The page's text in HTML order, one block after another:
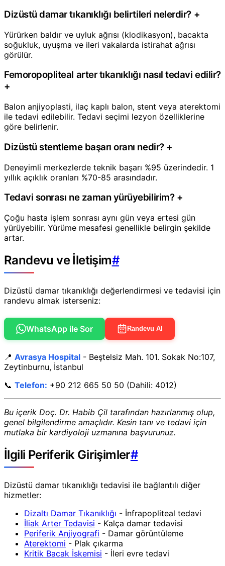
Dizüstü damar tıkanıklığı belirtileri nelerdir? +
Yürürken baldır ve uyluk ağrısı (klodikasyon), bacakta
soğukluk, uyuşma ve ileri vakalarda istirahat ağrısı
görülür.
Femoropopliteal arter tıkanıklığı nasıl tedavi edilir?
+
Balon anjiyoplasti, ilaç kaplı balon, stent veya aterektomi
ile tedavi edilebilir. Tedavi seçimi lezyon özelliklerine
göre belirlenir.
Dizüstü stentleme başarı oranı nedir? +
Deneyimli merkezlerde teknik başarı %95 üzerindedir. 1
yıllık açıklık oranları %70-85 arasındadır.
Tedavi sonrası ne zaman yürüyebilirim? +
Çoğu hasta işlem sonrası aynı gün veya ertesi gün
yürüyebilir. Yürüme mesafesi genellikle belirgin şekilde
artar.
Randevu ve İletişim#
Dizüstü damar tıkanıklığı değerlendirmesi ve tedavisi için
randevu almak isterseniz:
WhatsApp ile Sor Randevu Al
📍 Avrasya Hospital - Beştelsiz Mah. 101. Sokak No:107,
Zeytinburnu, İstanbul
📞 Telefon: +90 212 665 50 50 (Dahili: 4012)
Bu içerik Doç. Dr. Habib Çil tarafından hazırlanmış olup,
genel bilgilendirme amaçlıdır. Kesin tanı ve tedavi için
mutlaka bir kardiyoloji uzmanına başvurunuz.
İlgili Periferik Girişimler#
Dizüstü damar tıkanıklığı tedavisi ile bağlantılı diğer
hizmetler:
Dizaltı Damar Tıkanıklığı - İnfrapopliteal tedavi
İliak Arter Tedavisi - Kalça damar tedavisi
Periferik Anjiyografi - Damar görüntüleme
Aterektomi - Plak çıkarma
Kritik Bacak İskemisi - İleri evre tedavi